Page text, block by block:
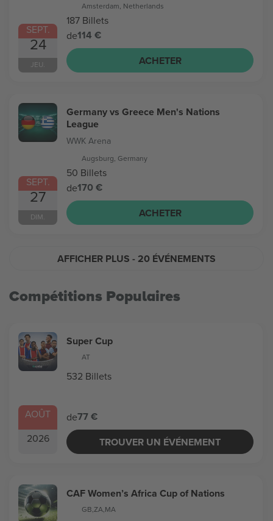
SEPT.
24
JEU.
Amsterdam, Netherlands
187 Billets
de114 €
ACHETER
SEPT.
27
DIM.
Germany vs Greece Men's Nations
League
WWK Arena
Augsburg, Germany
50 Billets
de170 €
ACHETER
AFFICHER PLUS - 20 ÉVÉNEMENTS
Compétitions Populaires
AOÛT
2026
Super Cup
AT
532 Billets
de77 €
TROUVER UN ÉVÉNEMENT
CAF Women’s Africa Cup of Nations
GB,ZA,MA